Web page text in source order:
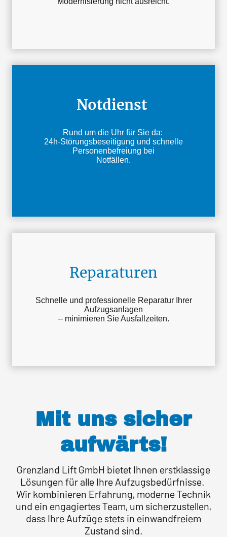
Notdienst
Rund um die Uhr für Sie da:
24h-Störungsbeseitigung und schnelle
Personenbefreiung bei
Notfällen.
Reparaturen
Schnelle und professionelle Reparatur Ihrer
Aufzugsanlagen
– minimieren Sie Ausfallzeiten.
Mit uns sicher
aufwärts!
Grenzland Lift GmbH bietet Ihnen erstklassige
Lösungen für alle Ihre Aufzugsbedürfnisse.
Wir kombinieren Erfahrung, moderne Technik
und ein engagiertes Team, um sicherzustellen,
dass Ihre Aufzüge stets in einwandfreiem
Zustand sind.